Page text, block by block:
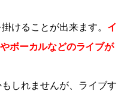
けることが出来ます。 イ
ボーカルなどのライブが
しれませんが、ライブす